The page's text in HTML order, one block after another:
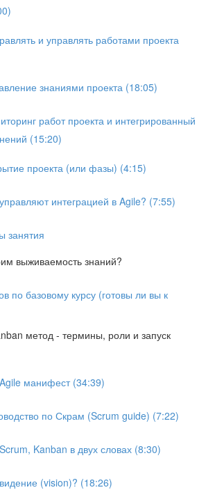
и управлять работами проекта
знаниями проекта (18:05)
работ проекта и интегрированный
(15:20)
проекта (или фазы) (4:15)
интеграцией в Agile? (7:55)
занятия
выживаемость знаний?
по базовому курсу (готовы ли вы к
метод - термины, роли и запуск
манифест (34:39)
по Скрам (Scrum guide) (7:22)
Kanban в двух словах (8:30)
(vision)? (18:26)